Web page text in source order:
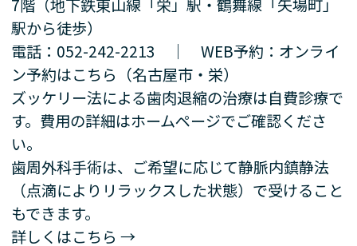
7階（地下鉄東山線「栄」駅・鶴舞線「矢場町」
駅から徒歩）
電話： 052-242-2213 ｜ WEB予約： オンライ
ン予約はこちら （名古屋市・栄）
ズッケリー法による歯肉退縮の治療は自費診療で
す。費用の詳細はホームページでご確認くださ
い。
歯周外科手術は、ご希望に応じて静脈内鎮静法
（点滴によりリラックスした状態）で受けること
もできます。
詳しくはこちら →